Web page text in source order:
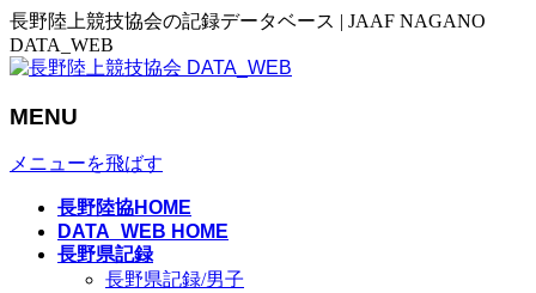
長野陸上競技協会の記録データベース | JAAF NAGANO
DATA_WEB
MENU
メニューを飛ばす
長野陸協HOME
DATA_WEB HOME
長野県記録
長野県記録/男子